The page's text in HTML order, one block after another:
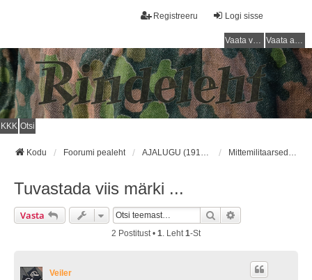
Logi sisse
Registreeru
Vaata vastamata teemasi Vaata aktiivseid teemasid
KKK Otsi
Kodu Foorumi pealeht AJALUGU (1918 - 1940) / HISTORY (1918 - 1940) Mittemilitaarsed Ühingud/Nonmilitary Associations
Tuvastada viis märki ...
Vasta Otsi
2 Postitust • 1. Leht1-st
Veiler